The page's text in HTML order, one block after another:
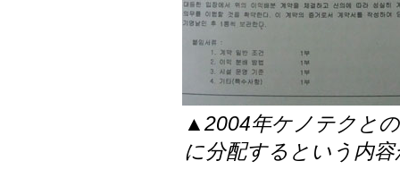
▲2004年ケノテクと
に分配するという内